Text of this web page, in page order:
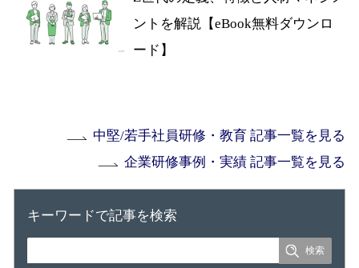
ントを解説【eBook無料ダウンロ
ード】
中堅/若手社員研修・教育 記事一覧を見る
企業研修事例・実績 記事一覧を見る
キーワードで記事を検索